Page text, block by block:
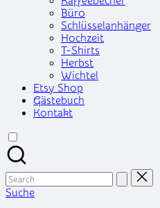
Büro
Schlüsselanhänger
Hochzeit
T-Shirts
Herbst
Wichtel
Etsy Shop
Gästebuch
Kontakt
Search
for:
Suche